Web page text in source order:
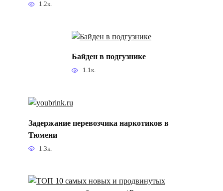
1.2к.
Байден в подгузнике
1.1к.
Задержание перевозчика наркотиков в
Тюмени
1.3к.